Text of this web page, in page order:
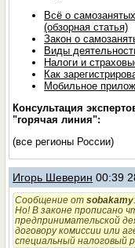
Всё о
(обзорная статья)
Закон о
Виды
Налоги и
Как
Мобильное
Консультация
"горячая линия":
(все регионы России)
Игорь Шеверин 00:39
Сообщение отsobakamy:
Но! В законе прописано
предпринимательской
договору комиссии или
специальный налоговый